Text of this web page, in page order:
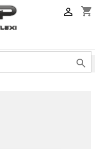
shopping_cart

